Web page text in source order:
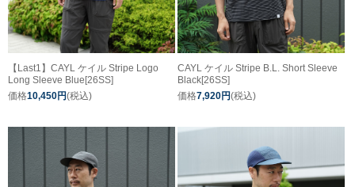
【Last1】CAYL ケイル Stripe Logo
Long Sleeve Blue[26SS]
価格10,450円(税込)
CAYL ケイル Stripe B.L. Short Sleeve
Black[26SS]
価格7,920円(税込)